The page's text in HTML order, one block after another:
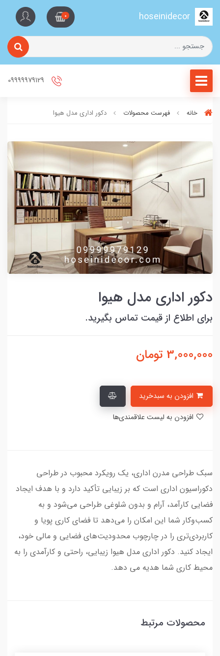
hoseinidecor
0
خانه فهرست محصولات دکور اداری مدل هیوا
دکور اداری مدل هیوا
برای اطلاع از قیمت تماس بگیرید.
3,000,000 تومان
سبک طراحی مدرن اداری، یک رویکرد محبوب در طراحی
دکوراسیون اداری است که بر زیبایی تأکید دارد و با هدف ایجاد
فضایی کارآمد، آرام و بدون شلوغی طراحی می‌شود و به
کسب‌وکار شما این امکان را می‌دهد تا فضای کاری پویا و
کاربردی‌تری را در چارچوب محدودیت‌های فضایی و مالی خود،
ایجاد کنید. دکور اداری مدل هیوا زیبایی، راحتی و کارآمدی را به
محیط کاری شما هدیه می دهد.
محصولات مرتبط